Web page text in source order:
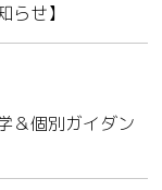
せ】
＆個別ガイダン